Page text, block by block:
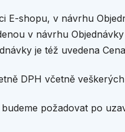
E-shopu, v návrhu
v návrhu
je též uvedena
DPH včetně
požadovat po